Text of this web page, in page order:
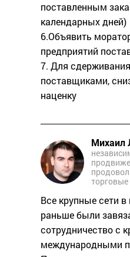
поставленным
календарных дней)
6.Объявить
предприятий
7. Для
поставщиками,
наценку
Михаил
торговые
Все крупные сети
раньше были
сотрудничество с
международными